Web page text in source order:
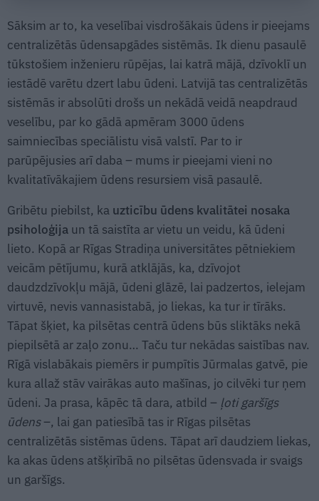
Sāksim ar to, ka veselībai visdrošākais ūdens ir pieejams
centralizētās ūdensapgādes sistēmās. Ik dienu pasaulē
tūkstošiem inženieru rūpējas, lai katrā mājā, dzīvoklī un
iestādē varētu dzert labu ūdeni. Latvijā tas centralizētās
sistēmās ir absolūti drošs un nekādā veidā neapdraud
veselību, par ko gādā apmēram 3000 ūdens
saimniecības speciālistu visā valstī. Par to ir
parūpējusies arī daba – mums ir pieejami vieni no
kvalitatīvākajiem ūdens resursiem visā pasaulē.
Gribētu piebilst, ka uzticību ūdens kvalitātei nosaka
psiholoģija un tā saistīta ar vietu un veidu, kā ūdeni
lieto. Kopā ar Rīgas Stradiņa universitātes pētniekiem
veicām pētījumu, kurā atklājās, ka, dzīvojot
daudzdzīvokļu mājā, ūdeni glāzē, lai padzertos, ielejam
virtuvē, nevis vannasistabā, jo liekas, ka tur ir tīrāks.
Tāpat šķiet, ka pilsētas centrā ūdens būs sliktāks nekā
piepilsētā ar zaļo zonu… Taču tur nekādas saistības nav.
Rīgā vislabākais piemērs ir pumpītis Jūrmalas gatvē, pie
kura allaž stāv vairākas auto mašīnas, jo cilvēki tur ņem
ūdeni. Ja prasa, kāpēc tā dara, atbild – ļoti garšīgs
ūdens–, lai gan patiesībā tas ir Rīgas pilsētas
centralizētās sistēmas ūdens. Tāpat arī daudziem liekas,
ka akas ūdens atšķirībā no pilsētas ūdensvada ir svaigs
un garšīgs.